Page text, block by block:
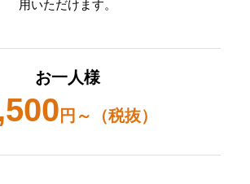
用いただけます。
お一人様
円～（税抜）